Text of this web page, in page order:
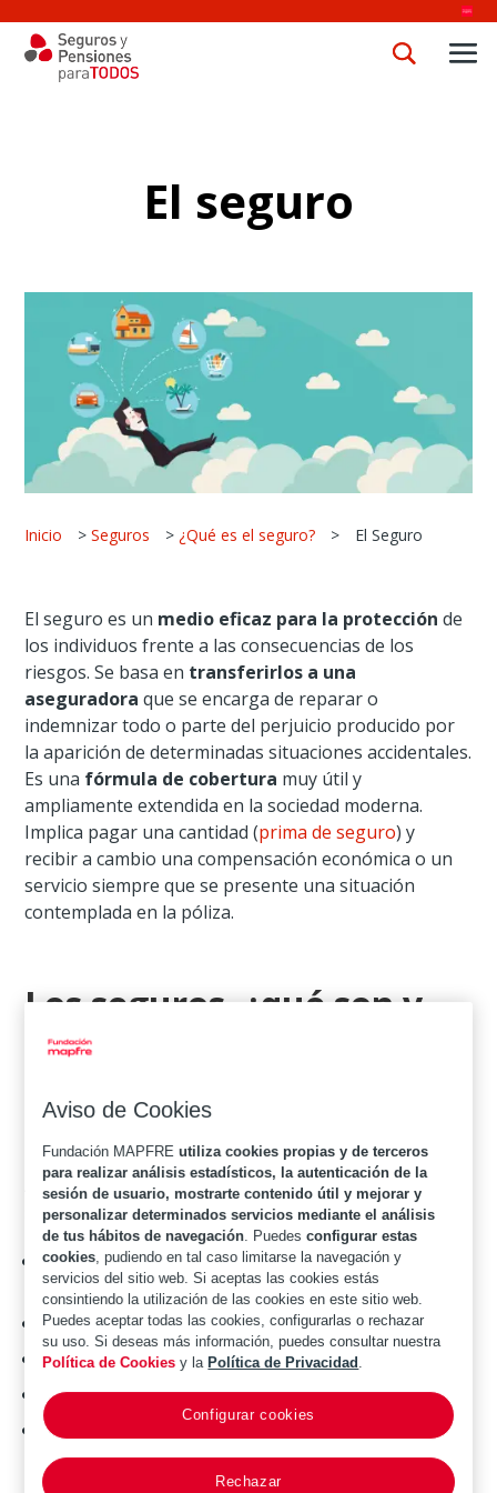
El seguro
Inicio >Seguros > ¿Qué es el seguro? > El Seguro
El seguro es un medio eficaz para la protección de
los individuos frente a las consecuencias de los
riesgos. Se basa en transferirlos a una
aseguradora que se encarga de reparar o
indemnizar todo o parte del perjuicio producido por
la aparición de determinadas situaciones accidentales.
Es una fórmula de cobertura muy útil y
ampliamente extendida en la sociedad moderna.
Implica pagar una cantidad (prima de seguro) y
recibir a cambio una compensación económica o un
servicio siempre que se presente una situación
contemplada en la póliza.
Los seguros, ¿qué son y
cómo funcionan?
Una gestión adecuada de los riesgos implica
protección de las personas y de su patrimonio.
Algunas de las acciones que se pueden llevar a cabo
son:
Prevenir la aparición de situaciones que causen
daños.
Mantener los bienes en las condiciones adecuadas.
Ahorrar para subsanar los posibles daños futuros.
Tener unos hábitos de vida saludables.
Etc.
Aviso de Cookies
Fundación MAPFREutiliza cookies propias y de terceros
para realizar análisis estadísticos, la autenticación de la
sesión de usuario, mostrarte contenido útil y mejorar y
personalizar determinados servicios mediante el análisis
de tus hábitos de navegación . Puedesconfigurar estas
cookies , pudiendo en tal caso limitarse la navegación y
servicios del sitio web. Si aceptas las cookies estás
consintiendo la utilización de las cookies en este sitio web.
Puedes aceptar todas las cookies, configurarlas o rechazar
su uso. Si deseas más información, puedes consultar nuestra
Política de Cookies y la Política de Privacidad
Rechazar
Configurar cookies